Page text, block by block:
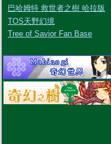
巴哈姆特 救世者之樹 哈拉版
TOS天野幻境
Tree of Savior Fan Base